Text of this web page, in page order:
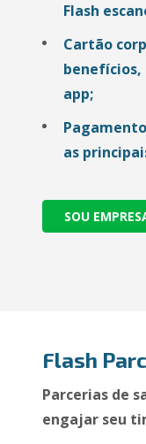
Flash
Cartão
app;
as
SOU
Flash
Parcerias de
engajar seu